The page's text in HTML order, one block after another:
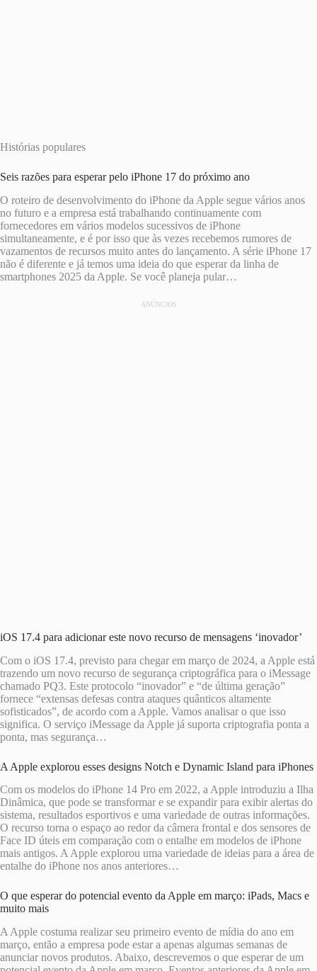
Histórias populares
Seis razões para esperar pelo iPhone 17 do próximo ano
O roteiro de desenvolvimento do iPhone da Apple segue vários anos
no futuro e a empresa está trabalhando continuamente com
fornecedores em vários modelos sucessivos de iPhone
simultaneamente, e é por isso que às vezes recebemos rumores de
vazamentos de recursos muito antes do lançamento. A série iPhone 17
não é diferente e já temos uma ideia do que esperar da linha de
smartphones 2025 da Apple. Se você planeja pular…
ANÚNCIOS
iOS 17.4 para adicionar este novo recurso de mensagens ‘inovador’
Com o iOS 17.4, previsto para chegar em março de 2024, a Apple está
trazendo um novo recurso de segurança criptográfica para o iMessage
chamado PQ3. Este protocolo “inovador” e “de última geração”
fornece “extensas defesas contra ataques quânticos altamente
sofisticados”, de acordo com a Apple. Vamos analisar o que isso
significa. O serviço iMessage da Apple já suporta criptografia ponta a
ponta, mas segurança…
A Apple explorou esses designs Notch e Dynamic Island para iPhones
Com os modelos do iPhone 14 Pro em 2022, a Apple introduziu a Ilha
Dinâmica, que pode se transformar e se expandir para exibir alertas do
sistema, resultados esportivos e uma variedade de outras informações.
O recurso torna o espaço ao redor da câmera frontal e dos sensores de
Face ID úteis em comparação com o entalhe em modelos de iPhone
mais antigos. A Apple explorou uma variedade de ideias para a área de
entalhe do iPhone nos anos anteriores…
O que esperar do potencial evento da Apple em março: iPads, Macs e
muito mais
A Apple costuma realizar seu primeiro evento de mídia do ano em
março, então a empresa pode estar a apenas algumas semanas de
anunciar novos produtos. Abaixo, descrevemos o que esperar de um